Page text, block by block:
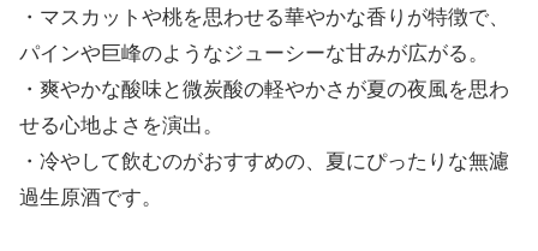
・マスカットや桃を思わせる華やかな香りが特徴で、
パインや巨峰のようなジューシーな甘みが広がる。
・爽やかな酸味と微炭酸の軽やかさが夏の夜風を思わ
せる心地よさを演出。
・冷やして飲むのがおすすめの、夏にぴったりな無濾
過生原酒です。